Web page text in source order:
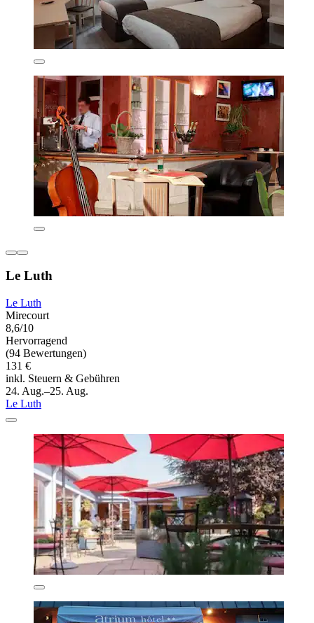
Le Luth
Le Luth
Mirecourt
8,6/10
Hervorragend
(94 Bewertungen)
131 €
inkl. Steuern & Gebühren
24. Aug.–25. Aug.
Le Luth